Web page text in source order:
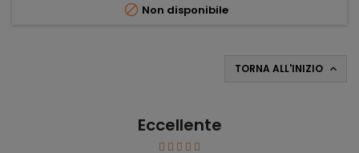
 Non disponibile
TORNA ALL'INIZIO 
Eccellente